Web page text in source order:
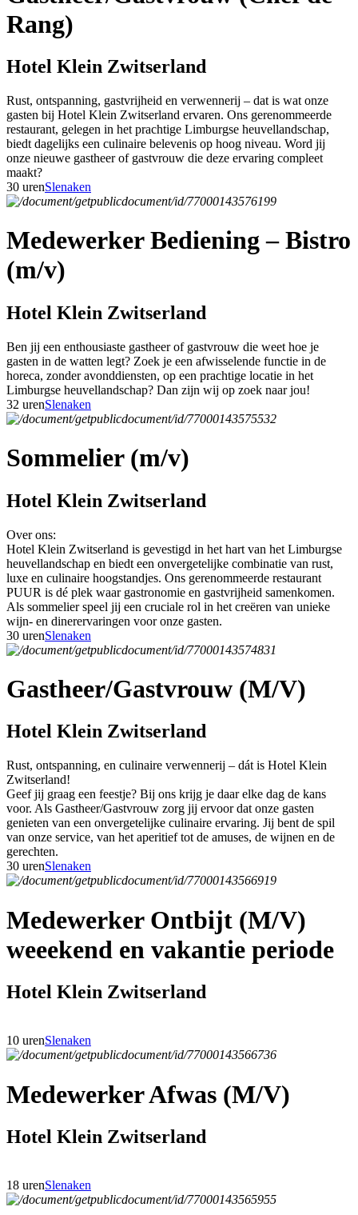
Rang)
Hotel Klein Zwitserland
Rust, ontspanning, gastvrijheid en verwennerij – dat is wat onze
gasten bij Hotel Klein Zwitserland ervaren. Ons gerenommeerde
restaurant, gelegen in het prachtige Limburgse heuvellandschap,
biedt dagelijks een culinaire belevenis op hoog niveau. Word jij
onze nieuwe gastheer of gastvrouw die deze ervaring compleet
maakt?
30 urenSlenaken
Medewerker Bediening – Bistro
(m/v)
Hotel Klein Zwitserland
Ben jij een enthousiaste gastheer of gastvrouw die weet hoe je
gasten in de watten legt? Zoek je een afwisselende functie in de
horeca, zonder avonddiensten, op een prachtige locatie in het
Limburgse heuvellandschap? Dan zijn wij op zoek naar jou!
32 urenSlenaken
Sommelier (m/v)
Hotel Klein Zwitserland
Over ons:
Hotel Klein Zwitserland is gevestigd in het hart van het Limburgse
heuvellandschap en biedt een onvergetelijke combinatie van rust,
luxe en culinaire hoogstandjes. Ons gerenommeerde restaurant
PUUR is dé plek waar gastronomie en gastvrijheid samenkomen.
Als sommelier speel jij een cruciale rol in het creëren van unieke
wijn- en dinerervaringen voor onze gasten.
30 urenSlenaken
Gastheer/Gastvrouw (M/V)
Hotel Klein Zwitserland
Rust, ontspanning, en culinaire verwennerij – dát is Hotel Klein
Zwitserland!
Geef jij graag een feestje? Bij ons krijg je daar elke dag de kans
voor. Als Gastheer/Gastvrouw zorg jij ervoor dat onze gasten
genieten van een onvergetelijke culinaire ervaring. Jij bent de spil
van onze service, van het aperitief tot de amuses, de wijnen en de
gerechten.
30 urenSlenaken
Medewerker Ontbijt (M/V)
weeekend en vakantie periode
Hotel Klein Zwitserland
10 urenSlenaken
Medewerker Afwas (M/V)
Hotel Klein Zwitserland
18 urenSlenaken